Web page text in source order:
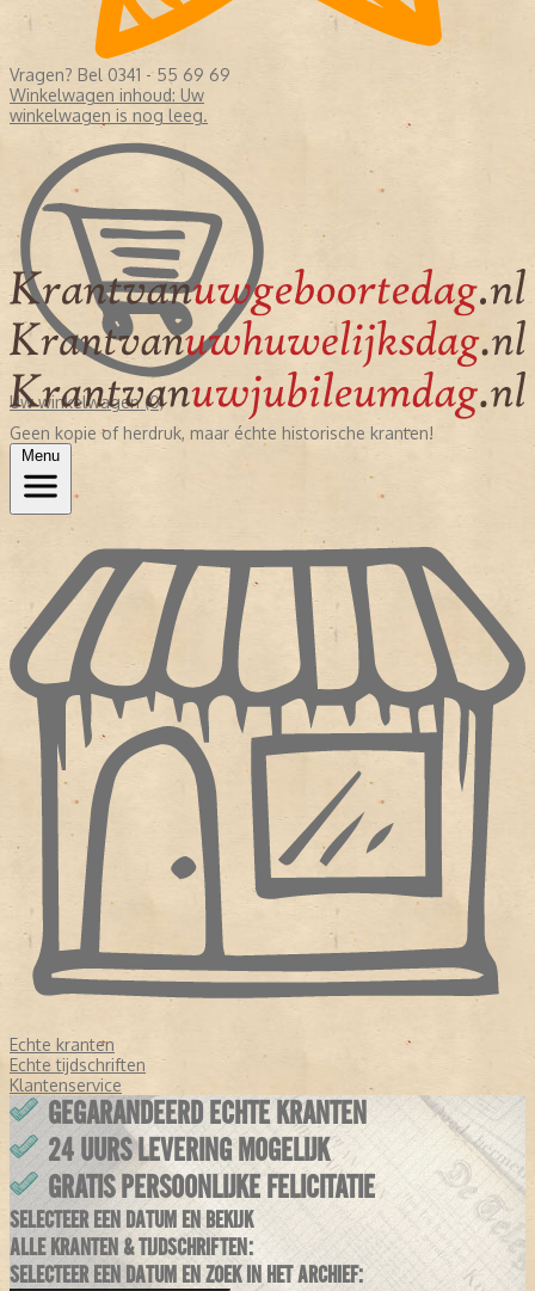
Vragen? Bel 0341 - 55 69 69
Winkelwagen inhoud: Uw
winkelwagen is nog leeg.
Uw winkelwagen (0)
Geen kopie of herdruk, maar échte historische kranten!
Menu
Echte kranten
Echte tijdschriften
Klantenservice
GEGARANDEERD ECHTE KRANTEN
24 UURS LEVERING MOGELIJK
GRATIS PERSOONLIJKE FELICITATIE
SELECTEER EEN DATUM EN BEKIJK
ALLE KRANTEN & TIJDSCHRIFTEN:
SELECTEER EEN DATUM EN ZOEK IN HET ARCHIEF: